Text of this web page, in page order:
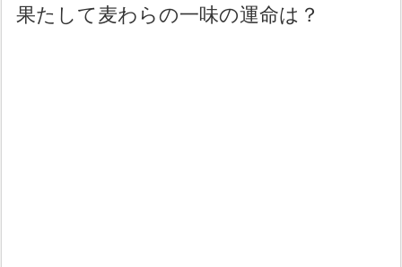
果たして麦わらの一味の運命は？